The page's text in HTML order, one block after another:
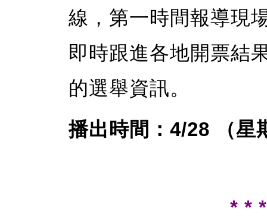
線，第一時間報導現
即時跟進各地開票結
的選舉資訊。
播出時間：4/28 （
* *